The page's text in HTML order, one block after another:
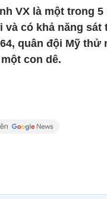
VX là một trong 5
và có khả năng sát
quân đội Mỹ thử
con dê.